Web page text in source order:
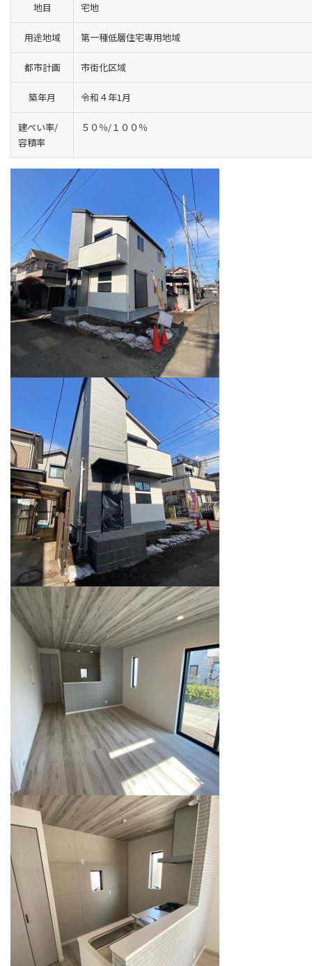
地目 宅地
用途地域 第一種低層住宅専用地域
都市計画 市街化区域
築年月 令和４年1月
建ぺい率/
容積率
５０％/１００％